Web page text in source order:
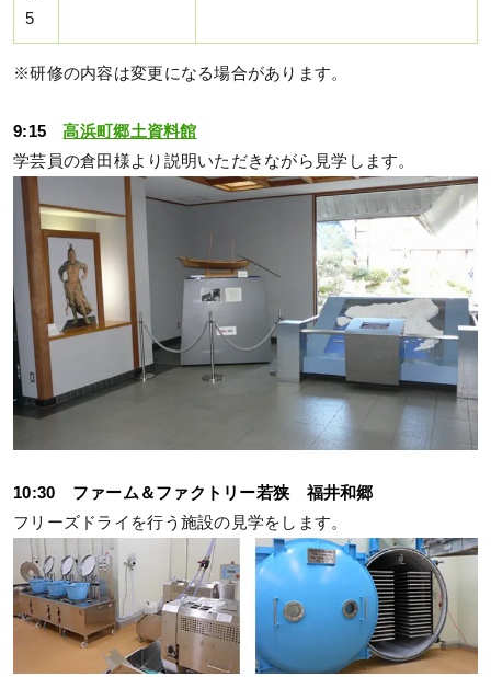
5
※研修の内容は変更になる場合があります。
9:15高浜町郷土資料館
学芸員の倉田様より説明いただきながら見学します。
10:30 ファーム＆ファクトリー若狭 福井和郷
フリーズドライを行う施設の見学をします。